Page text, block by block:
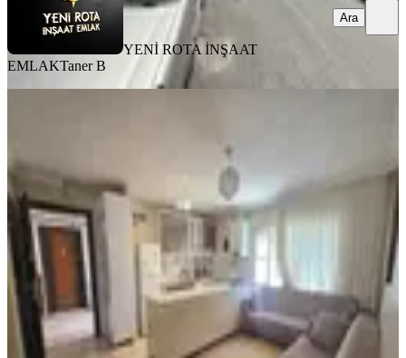
YENİ ROTA İNŞAAT
EMLAKTaner B
Ara
Dulkadiroğlu, Karataş Mahallesi
2+0
·60 m² · Yüksek giriş·31.07.2026
YENİ ROTA İNŞAAT EMLAK Hanifi E.
Ara